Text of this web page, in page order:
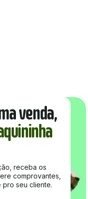
venda,
receba os
comprovantes,
pro seu cliente.